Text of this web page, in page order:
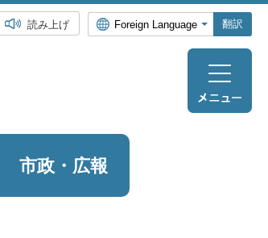
読み上げ 翻訳
市政・広報